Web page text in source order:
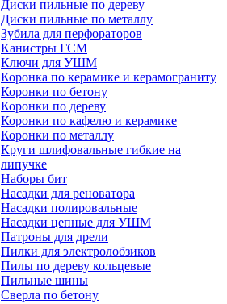
Диски пильные по дереву
Диски пильные по металлу
Зубила для перфораторов
Канистры ГСМ
Ключи для УШМ
Коронка по керамике и керамограниту
Коронки по бетону
Коронки по дереву
Коронки по кафелю и керамике
Коронки по металлу
Круги шлифовальные гибкие на
липучке
Наборы бит
Насадки для реноватора
Насадки полировальные
Насадки цепные для УШМ
Патроны для дрели
Пилки для электролобзиков
Пилы по дереву кольцевые
Пильные шины
Сверла по бетону